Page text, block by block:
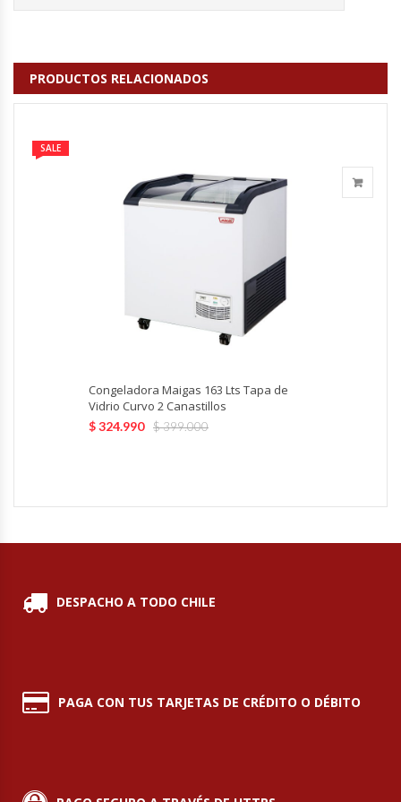
Lavafondos
Mesones Saladette
Módulos De Acero Inoxidable
Ofertas Del Mes
Ovilladoras – Divisoras De Masa
PRODUCTOS RELACIONADOS
SALE
Congeladora Maigas 163 Lts Tapa de
Vidrio Curvo 2 Canastillos
$399.000
$324.990
DESPACHO A TODO CHILE
PAGA CON TUS TARJETAS DE CRÉDITO O DÉBITO